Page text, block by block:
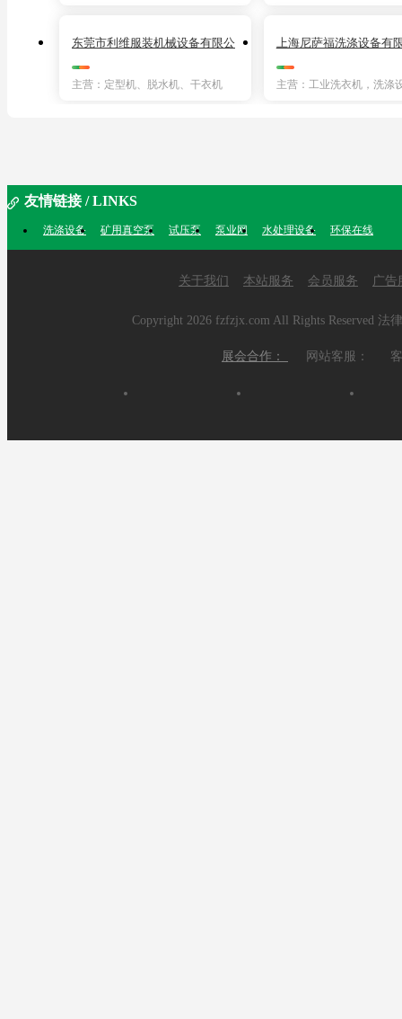
东莞市利维服装机械设备有限公
主营：定型机、脱水机、干衣机
上海尼萨福洗涤设备有
友情链接 / LINKS
洗涤设备 矿用真空泵 试压泵 泵业网 水处理设备 环保在线
关于我们 本站服务 会员服务 广告
Copyright 2026 fzfzjx.com All Rights Reserved
展会合作： 网站客服： 客